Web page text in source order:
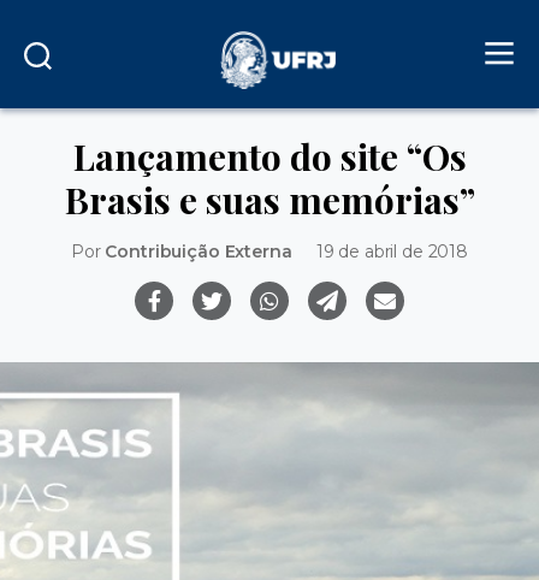
Lançamento do site “Os
Brasis e suas memórias”
Por Contribuição Externa 19 de abril de 2018